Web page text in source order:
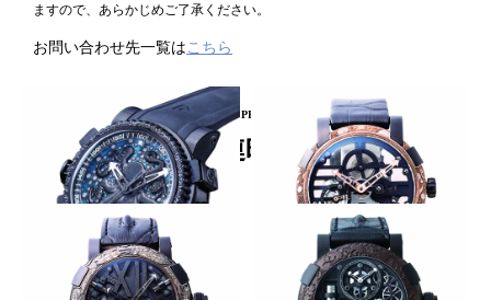
ますので、あらかじめご了承ください。
お問い合わせ先一覧はこちら
PICKUP PRODUCT
関連時計
タコを掲げたダイバーズ
ROMAIN JEROME
オクトパス ルーメ
工芸的なベゼルで個性を強調
ROMAIN JEROME
スカイラブ 48 レッドエングレ